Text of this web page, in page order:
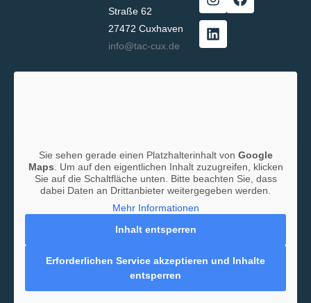
Straße 62
27472 Cuxhaven
info@tac-cux.de
Sie sehen gerade einen Platzhalterinhalt von Google
Maps . Um auf den eigentlichen Inhalt zuzugreifen, klicken
Sie auf die Schaltfläche unten. Bitte beachten Sie, dass
dabei Daten an Drittanbieter weitergegeben werden.
Mehr Informationen
Inhalt entsperren
Erforderlichen Service akzeptieren und Inhalte
entsperren